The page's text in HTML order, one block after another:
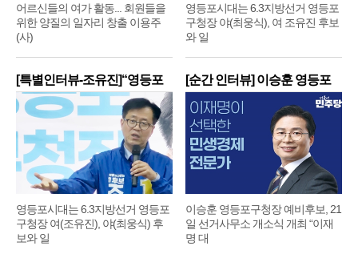
어르신들의 여가 활동... 회원들을
위한 양질의 일자리 창출 이용주
(사)
영등포시대는 6.3지방선거 영등포
구청장 야(최웅식), 여 조유진 후보
와 일
[특별인터뷰-조유진]“영등포
구
영등포시대는 6.3지방선거 영등포
구청장 여(조유진), 야(최웅식) 후
보와 일
[순간 인터뷰] 이승훈 영등포
구
이승훈 영등포구청장 예비후보, 21
일 선거사무소 개소식 개최 “이재
명 대